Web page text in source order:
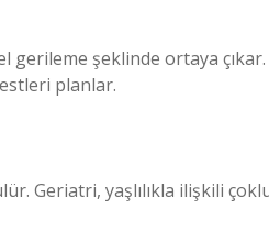
gerileme şeklinde ortaya çıkar.
planlar.
Geriatri, yaşlılıkla ilişkili